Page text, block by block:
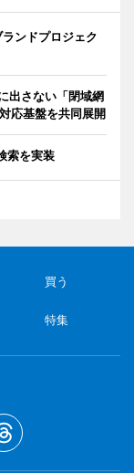
ンドプロジェク
出さない「閉域網
応基盤を共同展開
索を実装
買う
特集